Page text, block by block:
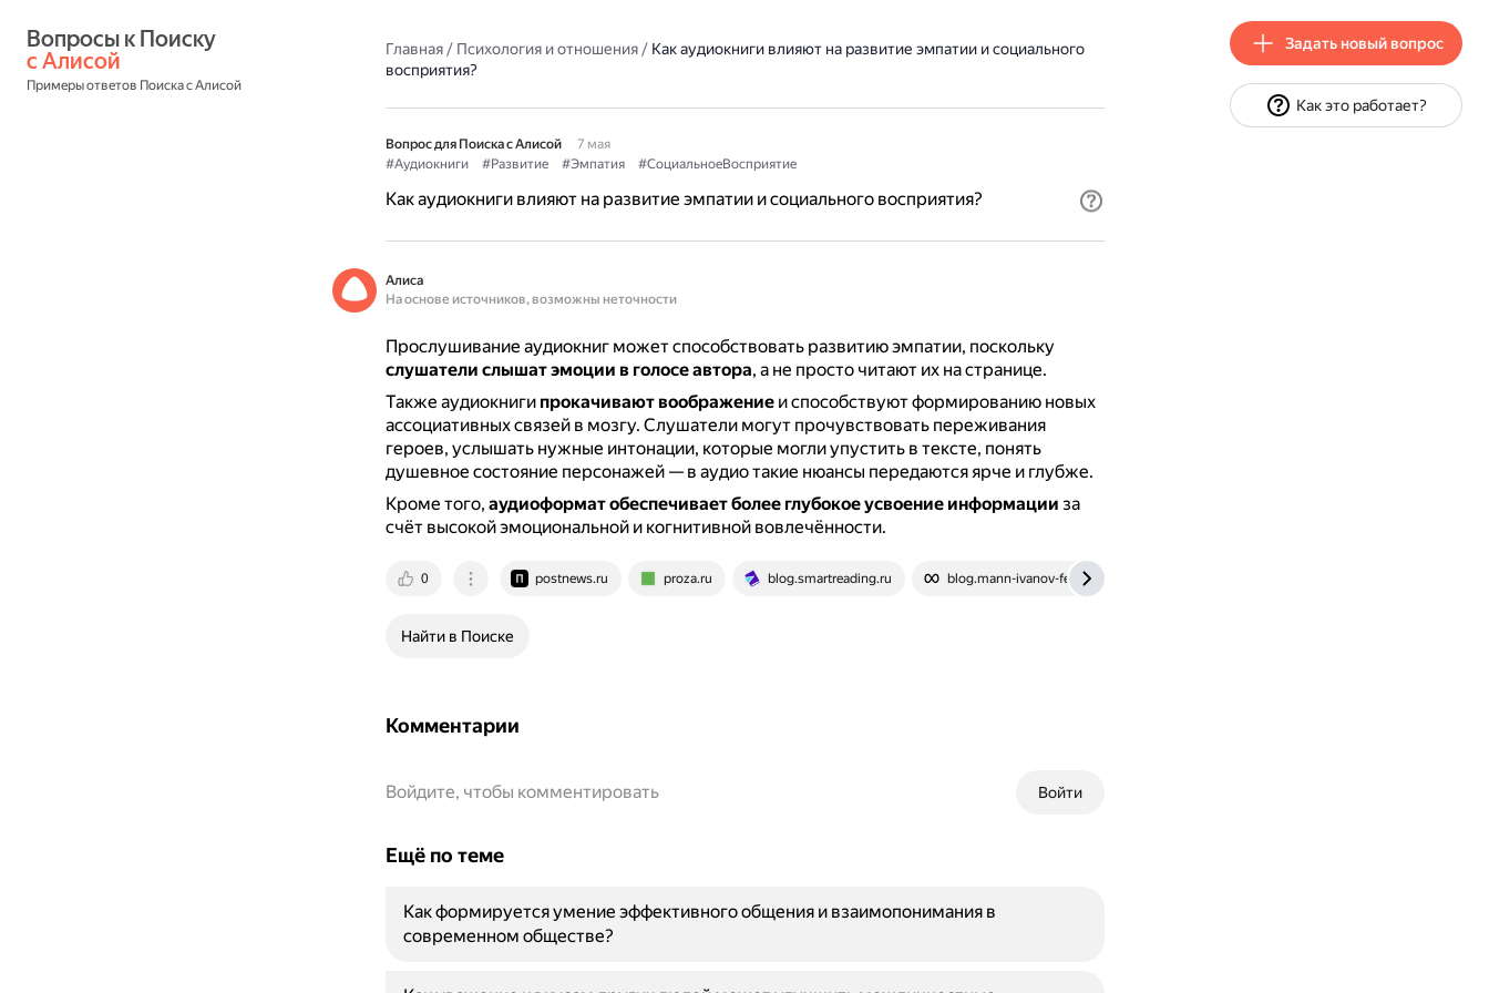
с Алисой
Примеры ответов Поиска с Алисой
Главная/ Психология и отношения/ Как аудиокниги влияют на развитие эмпатии и социального
восприятия?
Вопрос для Поиска с Алисой
7 мая
#Аудиокниги
#Развитие #Эмпатия #СоциальноеВосприятие
Как аудиокниги влияют на развитие эмпатии и социального восприятия?
Алиса
На основе источников, возможны неточности
Прослушивание аудиокниг может способствовать развитию эмпатии, поскольку
слушатели слышат эмоции в голосе автора, а не просто читают их на странице.
Также аудиокниги прокачивают воображениеи способствуют формированию новых
ассоциативных связей в мозгу. Слушатели могут прочувствовать переживания
героев, услышать нужные интонации, которые могли упустить в тексте, понять
душевное состояние персонажей — в аудио такие нюансы передаются ярче и глубже.
Кроме того, аудиоформат обеспечивает более глубокое усвоение информации за
счёт высокой эмоциональной и когнитивной вовлечённости.
0 postnews.ru proza.ru blog.smartreading.ru blog.mann-ivanov-ferber.ru
Найти в Поиске
Комментарии
Войти
Войдите, чтобы комментировать
Ещё по теме
Как формируется умение эффективного общения и взаимопонимания в
современном обществе?
Задать новый вопрос
Как это работает?